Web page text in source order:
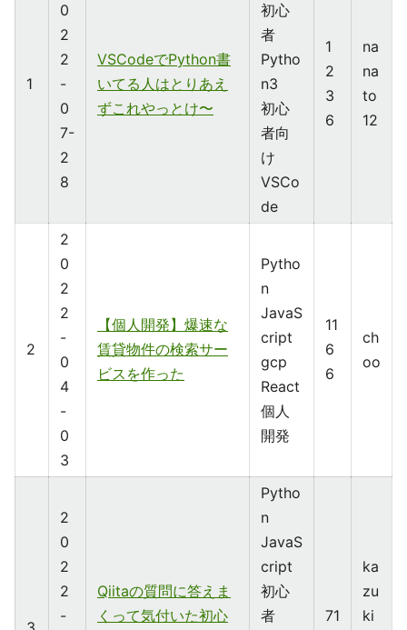
1
0
2
2
-
0
7-
2
8
VSCodeでPython書
いてる人はとりあえ
ずこれやっとけ〜
初心
者
Pytho
n3
初心
者向
け
VSCo
de
1
2
3
6
na
na
to
12
2
2
0
2
2
-
0
4
-
0
3
【個人開発】爆速な
賃貸物件の検索サー
ビスを作った
Pytho
n
JavaS
cript
gcp
React
個人
開発
11
6
6
ch
oo
2
0
2
2
-
Qiitaの質問に答えま
くって気付いた初心
Pytho
n
JavaS
cript
初心
者
71
ka
zu
ki